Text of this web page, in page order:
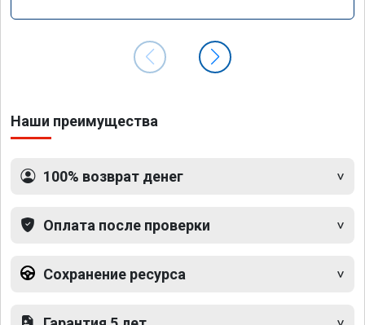
Наши преимущества
100% возврат денег
Оплата после проверки
Сохранение ресурса